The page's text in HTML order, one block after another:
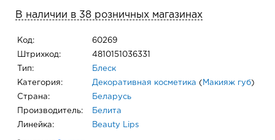
В наличии в 38 розничных магазинах
Код: 60269
Штрихкод: 4810151036331
Тип: Блеск
Категория: Декоративная косметика ( Макияж губ)
Страна: Беларусь
Производитель: Белита
Линейка: Beauty Lips